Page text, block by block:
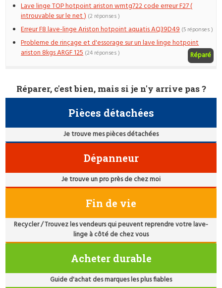
Lave linge TOP hotpoint ariston wmtg722 code erreur F27 (
introuvable sur le net ) (2 réponses )
Erreur F8 lave-linge Ariston hotpoint aquatis AQ39D49 (5 réponses )
Probleme de rinçage et d'essorage sur un lave linge hotpoint
ariston 8kgs ARGF 125
Réparé
(24 réponses )
Réparer, c'est bien, mais si je n'y arrive pas ?
Pièces détachées
Je trouve mes pièces détachées
Dépanneur
Je trouve un pro près de chez moi
Fin de vie
Recycler / Trouvez les vendeurs qui peuvent reprendre votre lave-
linge à côté de chez vous
Acheter durable
Guide d'achat des marques les plus fiables